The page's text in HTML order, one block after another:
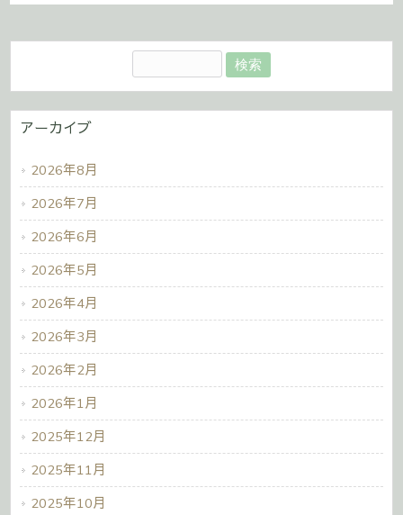
アーカイブ
2026年8月
2026年7月
2026年6月
2026年5月
2026年4月
2026年3月
2026年2月
2026年1月
2025年12月
2025年11月
2025年10月